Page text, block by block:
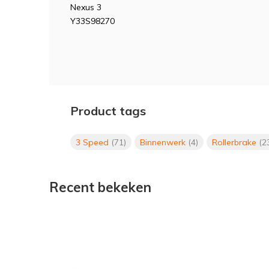
Nexus 3
Y33S98270
Product tags
3 Speed (71) Binnenwerk (4) Rollerbrake
Recent bekeken